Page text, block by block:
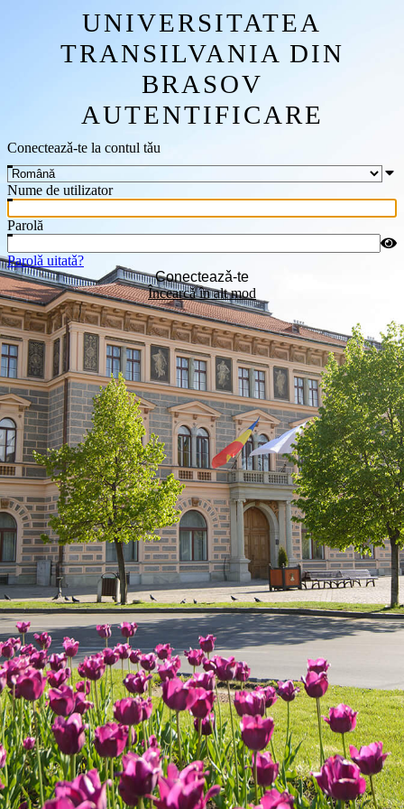
UNIVERSITATEA
TRANSILVANIA DIN
BRASOV
AUTENTIFICARE
Conecteazǎ-te la contul tǎu
Nume de utilizator
Parolă
Parolǎ uitatǎ?
Conecteazǎ-te
Încearcǎ în alt mod